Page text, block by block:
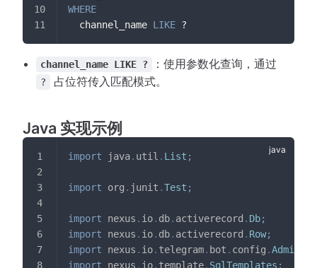
WHERE
  channel_name
LIKE ?
channel_name LIKE ? ：使用参数化查询，通过
? 占位符传入匹配模式。
Java 实现示例
import java. util . List ;
import org . junit .Test ;
import nexus . io. db. activerecord . Db;
import
nexus . io. db. activerecord . Row;
import
nexus . io. telegram. bot . config .
import
nexus . io. template. SqlTemplates ;